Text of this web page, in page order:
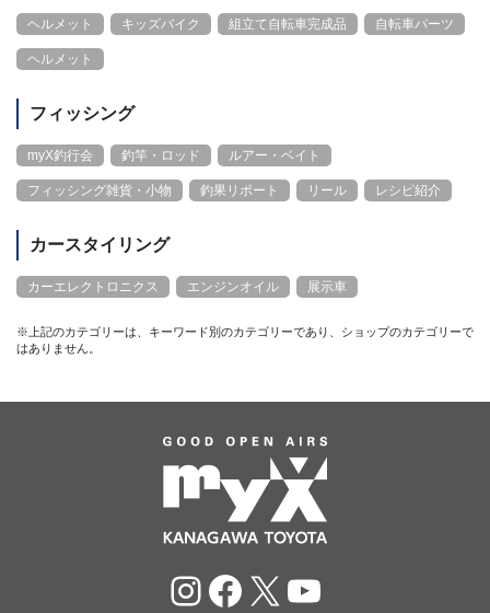
ヘルメット キッズバイク 組立て自転車完成品 自転車パーツ
ヘルメット
フィッシング
myX釣行会 釣竿・ロッド ルアー・ベイト
フィッシング雑貨・小物 釣果リポート リール レシピ紹介
カースタイリング
カーエレクトロニクス エンジンオイル 展示車
※上記のカテゴリーは、キーワード別のカテゴリーであり、ショップのカテゴリーで
はありません。
Instagram
Facebook
X YouTube